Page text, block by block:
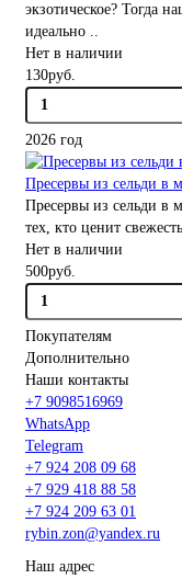
экзотическое? Тогда
идеально ..
Нет в наличии
130руб.
2026 год
Пресервы из сельди в
Пресервы из сельди в
тех, кто ценит
Нет в наличии
500руб.
Покупателям
Дополнительно
Наши контакты
+7 9098516969
WhatsApp
Telegram
+7 924 208 09 68
+7 929 418 88 58
+7 924 209 63 01
rybin.zon@yandex.ru
Наш адрес